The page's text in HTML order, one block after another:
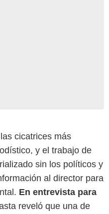
cicatrices más
y el trabajo de
sin los políticos y
al director para
En entrevista para
reveló que una de